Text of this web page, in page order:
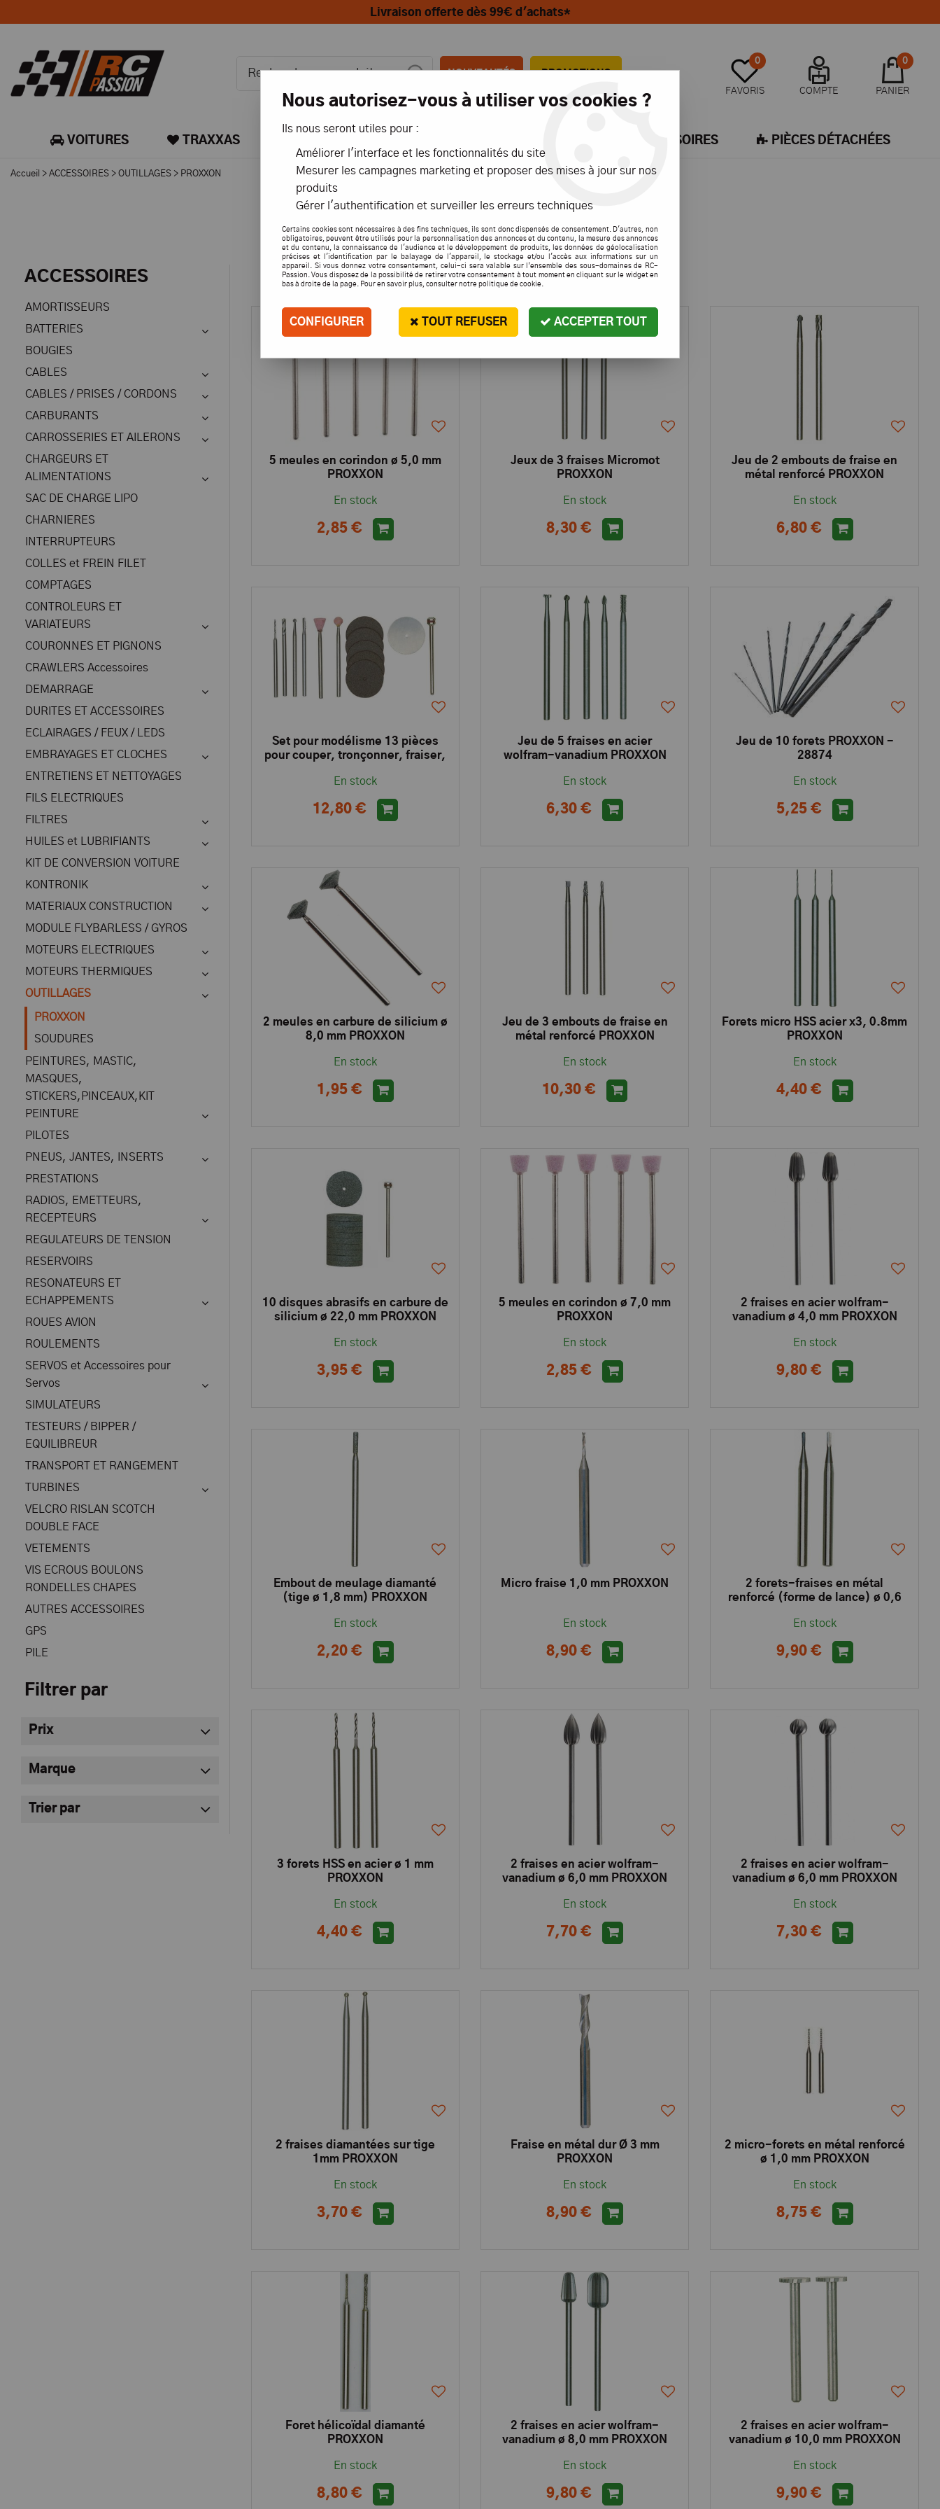
Livraison offerte dès 99€ d'achats*
NOUVEAUTÉS PROMOTIONS
0
FAVORIS COMPTE
0
PANIER
VOITURES TRAXXAS ACCESSOIRES PIÈCES DÉTACHÉES
Accueil > ACCESSOIRES > OUTILLAGES > PROXXON
PROXXON
ACCESSOIRES
AMORTISSEURS
BATTERIES
BOUGIES
CABLES
CABLES / PRISES / CORDONS
CARBURANTS
CARROSSERIES ET AILERONS
CHARGEURS ET
ALIMENTATIONS
SAC DE CHARGE LIPO
CHARNIERES
INTERRUPTEURS
COLLES et FREIN FILET
COMPTAGES
CONTROLEURS ET
VARIATEURS
COURONNES ET PIGNONS
CRAWLERS Accessoires
DEMARRAGE
DURITES ET ACCESSOIRES
ECLAIRAGES / FEUX / LEDS
EMBRAYAGES ET CLOCHES
ENTRETIENS ET NETTOYAGES
FILS ELECTRIQUES
FILTRES
HUILES et LUBRIFIANTS
KIT DE CONVERSION VOITURE
KONTRONIK
MATERIAUX CONSTRUCTION
MODULE FLYBARLESS / GYROS
MOTEURS ELECTRIQUES
MOTEURS THERMIQUES
OUTILLAGES
PROXXON
SOUDURES
PEINTURES, MASTIC,
MASQUES,
STICKERS,PINCEAUX,KIT
PEINTURE
PILOTES
PNEUS, JANTES, INSERTS
PRESTATIONS
RADIOS, EMETTEURS,
RECEPTEURS
REGULATEURS DE TENSION
RESERVOIRS
RESONATEURS ET
ECHAPPEMENTS
ROUES AVION
ROULEMENTS
SERVOS et Accessoires pour
Servos
SIMULATEURS
TESTEURS / BIPPER /
EQUILIBREUR
TRANSPORT ET RANGEMENT
TURBINES
VELCRO RISLAN SCOTCH
DOUBLE FACE
VETEMENTS
VIS ECROUS BOULONS
RONDELLES CHAPES
AUTRES ACCESSOIRES
GPS
PILE
Filtrer par
Prix
Marque
Trier par
97 articles
5 meules en corindon ø 5,0 mm
PROXXON
En stock
2,85 €
Jeux de 3 fraises Micromot
PROXXON
En stock
8,30 €
Jeu de 2 embouts de fraise en
métal renforcé PROXXON
En stock
6,80 €
Set pour modélisme 13 pièces
pour couper, tronçonner, fraiser,
En stock
12,80 €
Jeu de 5 fraises en acier
wolfram-vanadium PROXXON
En stock
6,30 €
Jeu de 10 forets PROXXON -
28874
En stock
5,25 €
2 meules en carbure de silicium ø
8,0 mm PROXXON
En stock
1,95 €
Jeu de 3 embouts de fraise en
métal renforcé PROXXON
En stock
10,30 €
Forets micro HSS acier x3, 0.8mm
PROXXON
En stock
4,40 €
10 disques abrasifs en carbure de
silicium ø 22,0 mm PROXXON
En stock
3,95 €
5 meules en corindon ø 7,0 mm
PROXXON
En stock
2,85 €
2 fraises en acier wolfram-
vanadium ø 4,0 mm PROXXON
En stock
9,80 €
Embout de meulage diamanté
(tige ø 1,8 mm) PROXXON
En stock
2,20 €
Micro fraise 1,0 mm PROXXON
En stock
8,90 €
2 forets-fraises en métal
renforcé (forme de lance) ø 0,6
En stock
9,90 €
3 forets HSS en acier ø 1 mm
PROXXON
En stock
4,40 €
2 fraises en acier wolfram-
vanadium ø 6,0 mm PROXXON
En stock
7,70 €
2 fraises en acier wolfram-
vanadium ø 6,0 mm PROXXON
En stock
7,30 €
2 fraises diamantées sur tige
1mm PROXXON
En stock
3,70 €
Fraise en métal dur Ø 3 mm
PROXXON
En stock
8,90 €
2 micro-forets en métal renforcé
ø 1,0 mm PROXXON
En stock
8,75 €
Foret hélicoïdal diamanté
PROXXON
En stock
8,80 €
2 fraises en acier wolfram-
vanadium ø 8,0 mm PROXXON
En stock
9,80 €
2 fraises en acier wolfram-
vanadium ø 10,0 mm PROXXON
En stock
9,90 €
Nous autorisez-vous à utiliser vos cookies ?
Ils nous seront utiles pour :
Améliorer l'interface et les fonctionnalités du site
Mesurer les campagnes marketing et proposer des mises à jour sur nos
produits
Gérer l'authentification et surveiller les erreurs techniques
Certains cookies sont nécessaires à des fins techniques, ils sont donc dispensés de consentement. D'autres, non
obligatoires, peuvent être utilisés pour la personnalisation des annonces et du contenu, la mesure des annonces
et du contenu, la connaissance de l'audience et le développement de produits, les données de géolocalisation
précises et l'identification par le balayage de l'appareil, le stockage et/ou l'accès aux informations sur un
appareil. Si vous donnez votre consentement, celui-ci sera valable sur l’ensemble des sous-domaines de RC-
Passion. Vous disposez de la possibilité de retirer votre consentement à tout moment en cliquant sur le widget en
bas à droite de la page. Pour en savoir plus, consulter notre politique de cookie.
CONFIGURER TOUT REFUSER ACCEPTER TOUT